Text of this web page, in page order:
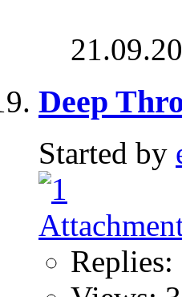
Deep
Started by
Replies: